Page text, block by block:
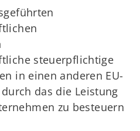
steuerpflichtige
in einen anderen EU-
das die Leistung
zu besteuern